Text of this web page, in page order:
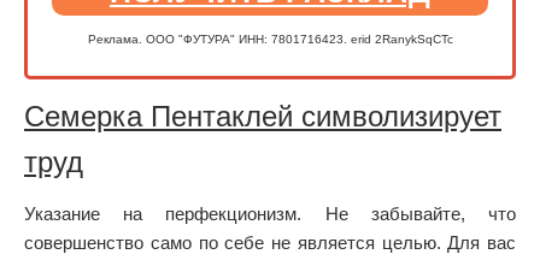
Реклама. ООО "ФУТУРА" ИНН: 7801716423. erid 2RanykSqCTc
Семерка Пентаклей символизирует
труд
Указание на перфекционизм. Не забывайте, что
совершенство само по себе не является целью. Для вас